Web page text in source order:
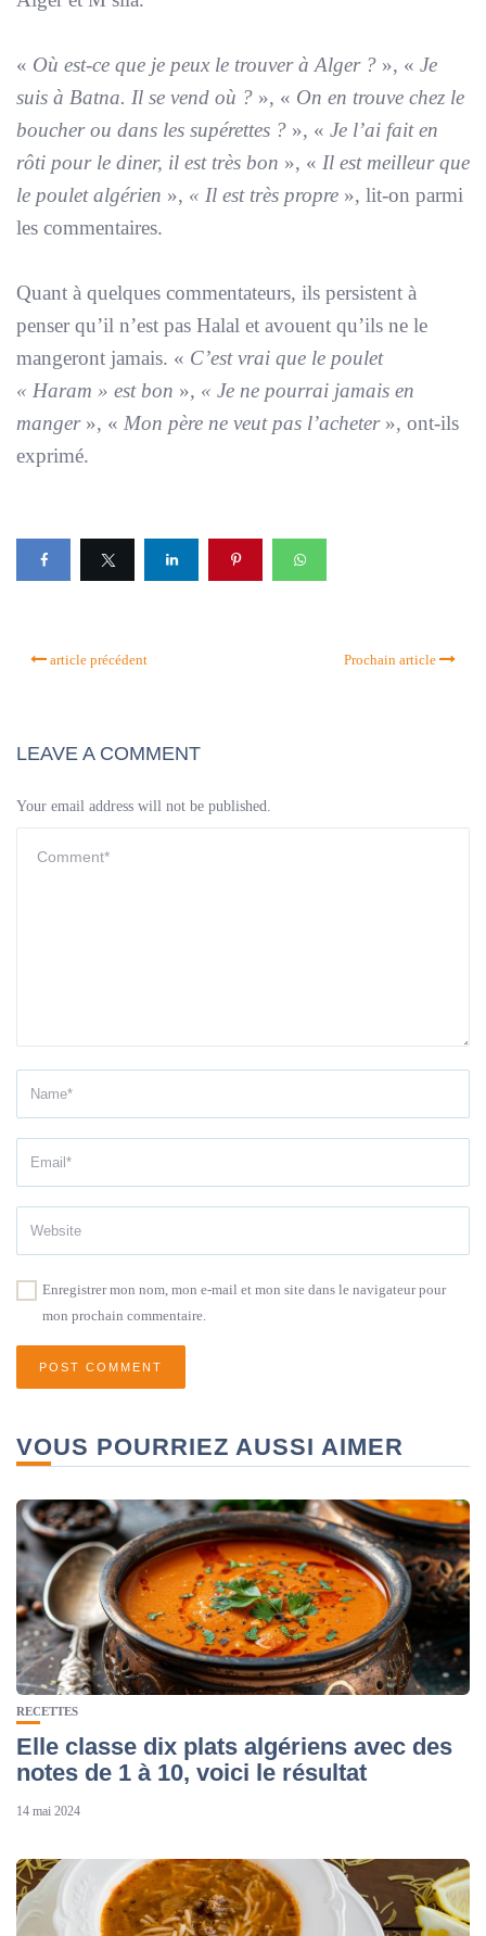
« Où est-ce que je peux le trouver à Alger ? », « Je
suis à Batna. Il se vend où ? », « On en trouve chez le
boucher ou dans les supérettes ? », « Je l’ai fait en
rôti pour le diner, il est très bon », « Il est meilleur que
le poulet algérien », « Il est très propre », lit-on parmi
les commentaires.
Quant à quelques commentateurs, ils persistent à
penser qu’il n’est pas Halal et avouent qu’ils ne le
mangeront jamais. « C’est vrai que le poulet
« Haram » est bon », « Je ne pourrai jamais en
manger», « Mon père ne veut pas l’acheter», ont-ils
exprimé.
article précédent Prochain article
LEAVE A COMMENT
Your email address will not be published.
Enregistrer mon nom, mon e-mail et mon site dans le navigateur pour
mon prochain commentaire.
VOUS POURRIEZ AUSSI AIMER
RECETTES
Elle classe dix plats algériens avec des
notes de 1 à 10, voici le résultat
14 mai 2024